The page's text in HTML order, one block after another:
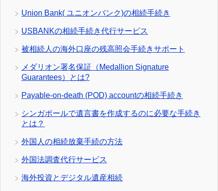
Union Bank( ユニオンバンク)の相続手続き
USBANKの相続手続き代行サービス
被相続人の海外口座の残高照会手続きサポート
メダリオン署名保証（Medallion Signature
Guarantees）とは?
Payable-on-death (POD) accountの相続手続き
シンガポールで遺言書を作成するのに必要な手続き
とは？
外国人の相続放棄手続の方法
外国法調査代行サービス
海外投資とデジタル遺産相続